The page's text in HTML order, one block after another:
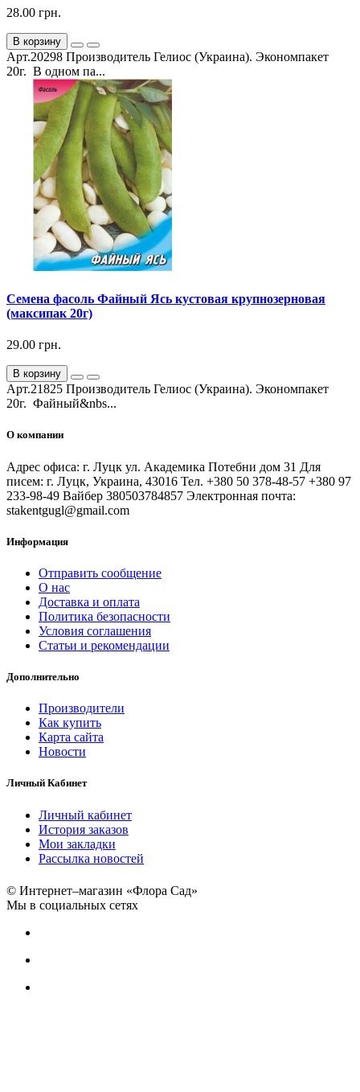
28.00 грн.
В корзину
Арт.20298 Производитель Гелиос (Украина). Экономпакет
20г. В одном па...
Семена фасоль Файный Ясь кустовая крупнозерновая
(максипак 20г)
29.00 грн.
В корзину
Арт.21825 Производитель Гелиос (Украина). Экономпакет
20г. Файный&nbs...
О компании
Адрес офиса: г. Луцк ул. Академика Потебни дом 31 Для
писем: г. Луцк, Украина, 43016 Тел. +380 50 378-48-57 +380 97
233-98-49 Вайбер 380503784857 Электронная почта:
stakentgugl@gmail.com
Информация
Отправить сообщение
О нас
Доставка и оплата
Политика безопасности
Условия соглашения
Статьи и рекомендации
Дополнительно
Производители
Как купить
Карта сайта
Новости
Личный Кабинет
Личный кабинет
История заказов
Мои закладки
Рассылка новостей
© Интернет–магазин «Флора Сад»
Мы в социальных сетях